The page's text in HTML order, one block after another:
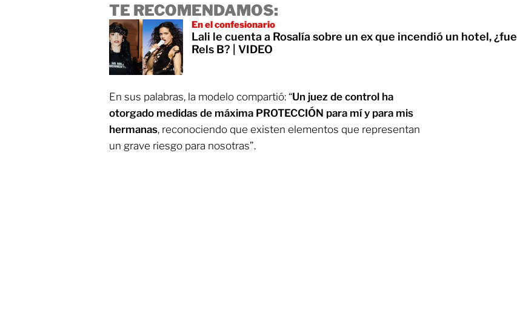
TE RECOMENDAMOS:
En el confesionario
Lali le cuenta a Rosalía sobre un ex que incendió un hotel, ¿fue
Rels B? | VIDEO
En sus palabras, la modelo compartió: “Un juez de control ha
otorgado medidas de máxima PROTECCIÓN para mí y para mis
hermanas, reconociendo que existen elementos que representan
un grave riesgo para nosotras”.